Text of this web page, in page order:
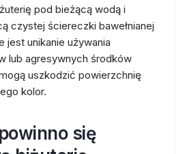
pod bieżącą wodą i
czystej ściereczki bawełnianej
jest unikanie używania
lub agresywnych środków
uszkodzić powierzchnię
kolor.
się